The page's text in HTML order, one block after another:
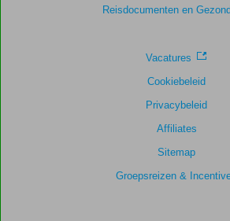
Kamers
8,8
Wifi kwaliteit
7,5
Reisdocumenten en
Vacatures
Cookiebeleid
Privacybeleid
Affiliates
Sitemap
Groepsreizen &